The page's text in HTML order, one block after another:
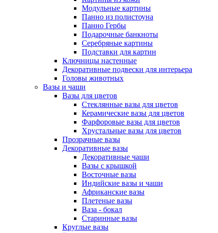
Модульные картины
Панно из полистоуна
Панно Гербы
Подарочные банкноты
Серебряные картины
Подставки для картин
Ключницы настенные
Декоративные подвески для интерьера
Головы животных
Вазы и чаши
Вазы для цветов
Стеклянные вазы для цветов
Керамические вазы для цветов
Фарфоровые вазы для цветов
Хрустальные вазы для цветов
Прозрачные вазы
Декоративные вазы
Декоративные чаши
Вазы с крышкой
Восточные вазы
Индийские вазы и чаши
Африканские вазы
Плетеные вазы
Ваза - бокал
Старинные вазы
Круглые вазы